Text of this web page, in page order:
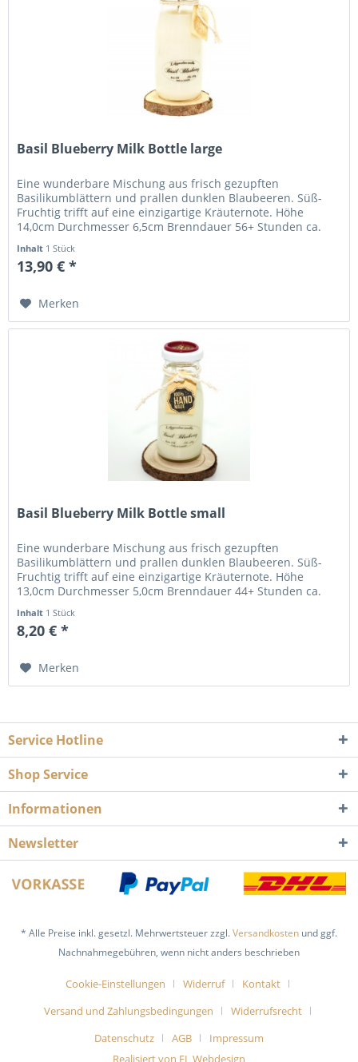
Basil Blueberry Milk Bottle large
Eine wunderbare Mischung aus frisch gezupften
Basilikumblättern und prallen dunklen Blaubeeren. Süß-
Fruchtig trifft auf eine einzigartige Kräuternote. Höhe
14,0cm Durchmesser 6,5cm Brenndauer 56+ Stunden ca.
Inhalt 1 Stück
13,90 € *
Merken
Basil Blueberry Milk Bottle small
Eine wunderbare Mischung aus frisch gezupften
Basilikumblättern und prallen dunklen Blaubeeren. Süß-
Fruchtig trifft auf eine einzigartige Kräuternote. Höhe
13,0cm Durchmesser 5,0cm Brenndauer 44+ Stunden ca.
Inhalt 1 Stück
8,20 € *
Merken
Service Hotline
Shop Service
Informationen
Newsletter
* Alle Preise inkl. gesetzl. Mehrwertsteuer zzgl.Versandkosten und ggf.
Nachnahmegebühren, wenn nicht anders beschrieben
Cookie-Einstellungen Widerruf
Kontakt
Versand und Zahlungsbedingungen
Widerrufsrecht
Datenschutz
AGB
Impressum
Realisiert von FL Webdesign